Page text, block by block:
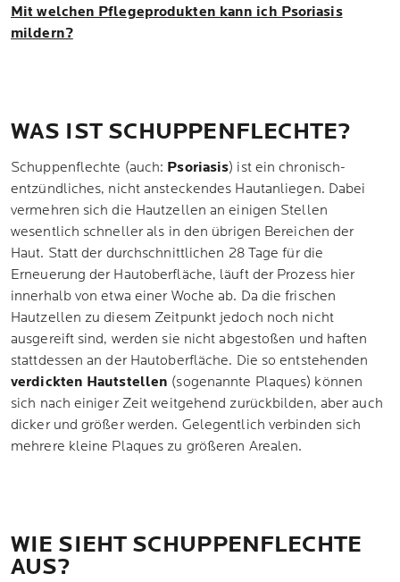
Mit welchen Pflegeprodukten kann ich Psoriasis
mildern?
WAS IST SCHUPPENFLECHTE?
Schuppenflechte (auch: Psoriasis) ist ein chronisch-
entzündliches, nicht ansteckendes Hautanliegen. Dabei
vermehren sich die Hautzellen an einigen Stellen
wesentlich schneller als in den übrigen Bereichen der
Haut. Statt der durchschnittlichen 28 Tage für die
Erneuerung der Hautoberfläche, läuft der Prozess hier
innerhalb von etwa einer Woche ab. Da die frischen
Hautzellen zu diesem Zeitpunkt jedoch noch nicht
ausgereift sind, werden sie nicht abgestoßen und haften
stattdessen an der Hautoberfläche. Die so entstehenden
verdickten Hautstellen (sogenannte Plaques) können
sich nach einiger Zeit weitgehend zurückbilden, aber auch
dicker und größer werden. Gelegentlich verbinden sich
mehrere kleine Plaques zu größeren Arealen.
WIE SIEHT SCHUPPENFLECHTE
AUS?